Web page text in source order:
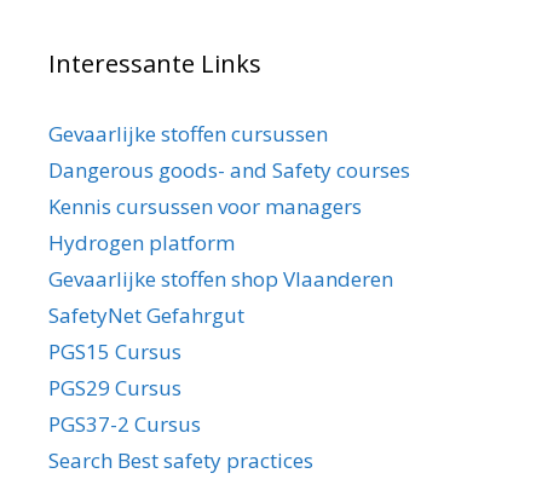
Interessante Links
Gevaarlijke stoffen cursussen
Dangerous goods- and Safety courses
Kennis cursussen voor managers
Hydrogen platform
Gevaarlijke stoffen shop Vlaanderen
SafetyNet Gefahrgut
PGS15 Cursus
PGS29 Cursus
PGS37-2 Cursus
Search Best safety practices